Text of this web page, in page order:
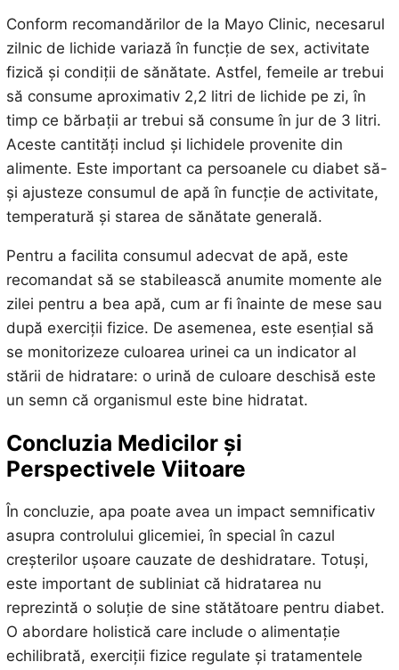
Conform recomandărilor de la Mayo Clinic, necesarul
zilnic de lichide variază în funcție de sex, activitate
fizică și condiții de sănătate. Astfel, femeile ar trebui
să consume aproximativ 2,2 litri de lichide pe zi, în
timp ce bărbații ar trebui să consume în jur de 3 litri.
Aceste cantități includ și lichidele provenite din
alimente. Este important ca persoanele cu diabet să-
și ajusteze consumul de apă în funcție de activitate,
temperatură și starea de sănătate generală.
Pentru a facilita consumul adecvat de apă, este
recomandat să se stabilească anumite momente ale
zilei pentru a bea apă, cum ar fi înainte de mese sau
după exerciții fizice. De asemenea, este esențial să
se monitorizeze culoarea urinei ca un indicator al
stării de hidratare: o urină de culoare deschisă este
un semn că organismul este bine hidratat.
Concluzia Medicilor și
Perspectivele Viitoare
În concluzie, apa poate avea un impact semnificativ
asupra controlului glicemiei, în special în cazul
creșterilor ușoare cauzate de deshidratare. Totuși,
este important de subliniat că hidratarea nu
reprezintă o soluție de sine stătătoare pentru diabet.
O abordare holistică care include o alimentație
echilibrată, exerciții fizice regulate și tratamentele